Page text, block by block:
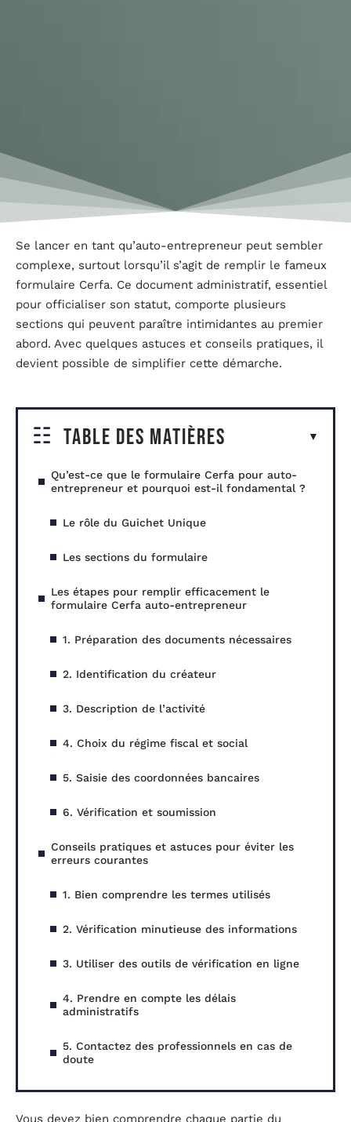
Se lancer en tant qu’auto-entrepreneur peut sembler
complexe, surtout lorsqu’il s’agit de remplir le fameux
formulaire Cerfa. Ce document administratif, essentiel
pour officialiser son statut, comporte plusieurs
sections qui peuvent paraître intimidantes au premier
abord. Avec quelques astuces et conseils pratiques, il
devient possible de simplifier cette démarche.
Table des matières
Qu’est-ce que le formulaire Cerfa pour auto-
entrepreneur et pourquoi est-il fondamental ?
Le rôle du Guichet Unique
Les sections du formulaire
Les étapes pour remplir efficacement le
formulaire Cerfa auto-entrepreneur
1. Préparation des documents nécessaires
2. Identification du créateur
3. Description de l’activité
4. Choix du régime fiscal et social
5. Saisie des coordonnées bancaires
6. Vérification et soumission
Conseils pratiques et astuces pour éviter les
erreurs courantes
1. Bien comprendre les termes utilisés
2. Vérification minutieuse des informations
3. Utiliser des outils de vérification en ligne
4. Prendre en compte les délais
administratifs
5. Contactez des professionnels en cas de
doute
Vous devez bien comprendre chaque partie du